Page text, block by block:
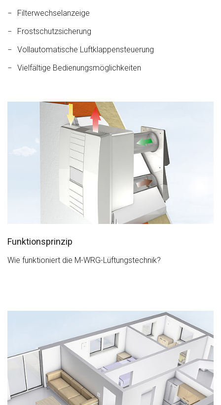
Filterwechselanzeige
Frostschutzsicherung
Vollautomatische Luftklappensteuerung
Vielfältige Bedienungsmöglichkeiten
Funktionsprinzip
Wie funktioniert die M-WRG-Lüftungstechnik?